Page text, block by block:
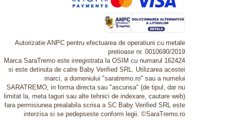
Autorizatie ANPC pentru efectuarea de operatiuni cu metale
pretioase nr. 0010690/2019
Marca SaraTremo este inregistrata la OSIM cu numarul 162424
si este detinuta de catre Baby Verified SRL. Utilizarea acestei
marci, a domeniului "saratremo.ro" sau a numelui
SARATREMO, in forma directa sau "ascunsa" (de tipul, dar nu
limitat la, meta taguri sau alte tehnici de indexare, cautare web)
fara permisiunea prealabila scrisa a SC Baby Verified SRL este
interzisa si se pedepseste conform legii. ©SaraTremo.ro